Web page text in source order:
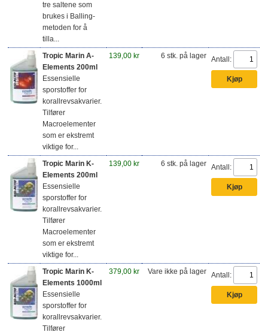
tre saltene som
brukes i Balling-
metoden for å
tilla...
Tropic Marin A-
Elements 200ml
Essensielle
sporstoffer for
korallrevsakvarier.
Tilfører
Macroelementer
som er ekstremt
viktige for...
139,00 kr 6 stk. på lager Antall:
Tropic Marin K-
Elements 200ml
Essensielle
sporstoffer for
korallrevsakvarier.
Tilfører
Macroelementer
som er ekstremt
viktige for...
139,00 kr 6 stk. på lager Antall:
Tropic Marin K-
Elements 1000ml
Essensielle
sporstoffer for
korallrevsakvarier.
Tilfører
379,00 kr Vare ikke på lager Antall: